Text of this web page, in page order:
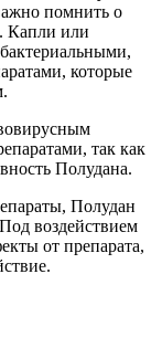
помнить о
Капли или
которые
так как
Полудана.
Полудан
воздействием
от препарата,